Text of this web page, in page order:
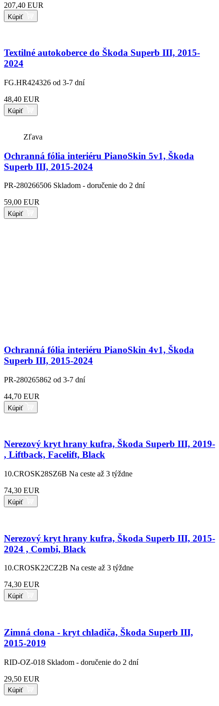
207,40 EUR
Kúpiť
Textilné autokoberce do Škoda Superb III, 2015-
2024
FG.HR424326 od 3-7 dní
48,40 EUR
Kúpiť
Zľava
Ochranná fólia interiéru PianoSkin 5v1, Škoda
Superb III, 2015-2024
PR-280266506 Skladom - doručenie do 2 dní
59,00 EUR
Kúpiť
Ochranná fólia interiéru PianoSkin 4v1, Škoda
Superb III, 2015-2024
PR-280265862 od 3-7 dní
44,70 EUR
Kúpiť
Nerezový kryt hrany kufra, Škoda Superb III, 2019-
, Liftback, Facelift, Black
10.CROSK28SZ6B Na ceste až 3 týždne
74,30 EUR
Kúpiť
Nerezový kryt hrany kufra, Škoda Superb III, 2015-
2024 , Combi, Black
10.CROSK22CZ2B Na ceste až 3 týždne
74,30 EUR
Kúpiť
Zimná clona - kryt chladiča, Škoda Superb III,
2015-2019
RID-OZ-018 Skladom - doručenie do 2 dní
29,50 EUR
Kúpiť